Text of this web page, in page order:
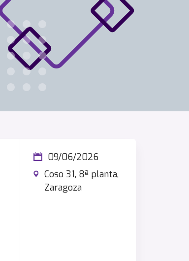
09/06/2026
Coso 31, 8ª planta,
Zaragoza